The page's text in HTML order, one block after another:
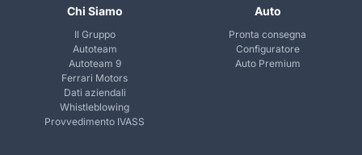
Chi Siamo
Il Gruppo
Autoteam
Autoteam 9
Ferrari Motors
Dati aziendali
Whistleblowing
Provvedimento IVASS
Auto
Pronta consegna
Configuratore
Auto Premium